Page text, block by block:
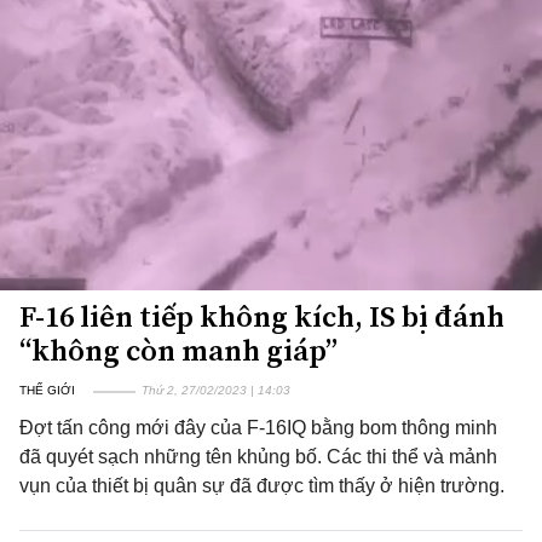
F-16 liên tiếp không kích, IS bị đánh
“không còn manh giáp”
THẾ GIỚI Thứ 2, 27/02/2023 | 14:03
Đợt tấn công mới đây của F-16IQ bằng bom thông minh
đã quyét sạch những tên khủng bố. Các thi thể và mảnh
vụn của thiết bị quân sự đã được tìm thấy ở hiện trường.